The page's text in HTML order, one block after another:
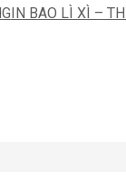
IN BAO LÌ XÌ –